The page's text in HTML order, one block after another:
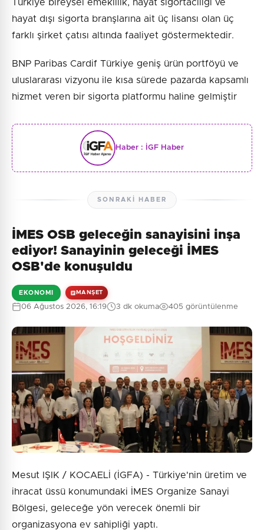
Türkiye bireysel emeklilik, hayat sigortacılığı ve
hayat dışı sigorta branşlarına ait üç lisansı olan üç
farklı şirket çatısı altında faaliyet göstermektedir.
BNP Paribas Cardif Türkiye geniş ürün portföyü ve
uluslararası vizyonu ile kısa sürede pazarda kapsamlı
hizmet veren bir sigorta platformu haline gelmiştir
Haber : İGF Haber
SONRAKI HABER
İMES OSB geleceğin sanayisini inşa
ediyor! Sanayinin geleceği İMES
OSB'de konuşuldu
EKONOMI MANŞET
06 Ağustos 2026, 16:19 3 dk okuma 405 görüntülenme
Mesut IŞIK / KOCAELİ (İGFA) - Türkiye'nin üretim ve
ihracat üssü konumundaki İMES Organize Sanayi
Bölgesi, geleceğe yön verecek önemli bir
organizasyona ev sahipliği yaptı.